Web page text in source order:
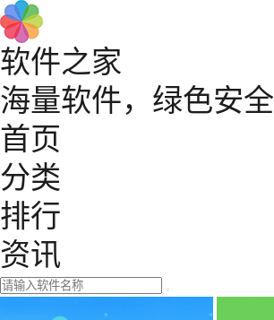
软件之家
海量软件，绿色安全
首页
分类
排行
资讯